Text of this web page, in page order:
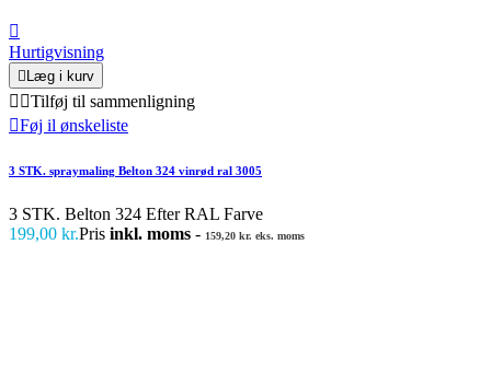

Hurtigvisning
Læg i kurv
 Tilføj til sammenligning
Føj il ønskeliste
3 STK. spraymaling Belton 324 vinrød ral 3005
3 STK. Belton 324 Efter RAL Farve
199,00 kr.Pris inkl. moms - 159,20 kr. eks. moms